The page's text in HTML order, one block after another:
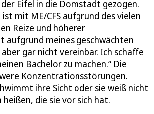
Eifel in die Domstadt gezogen.
ist mit ME/CFS aufgrund des vielen
Reize und höherer
aufgrund meines geschwächten
gar nicht vereinbar. Ich schaffe
Bachelor zu machen.“ Die
Konzentrationsstörungen.
ihre Sicht oder sie weiß nicht
heißen, die sie vor sich hat.